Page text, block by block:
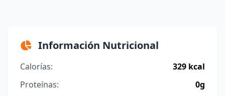
Información Nutricional
Calorías:
329 kcal
Proteínas:
0g